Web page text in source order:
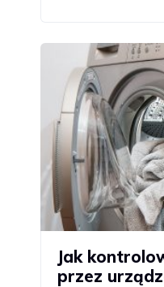
Jak
przez